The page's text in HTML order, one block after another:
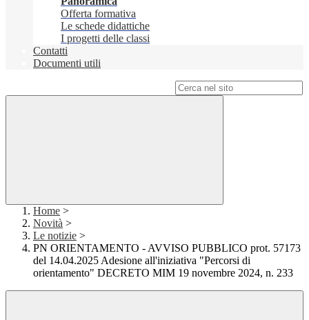
Offerta formativa
Le schede didattiche
I progetti delle classi
Contatti
Documenti utili
Home >
Novità >
Le notizie >
PN ORIENTAMENTO - AVVISO PUBBLICO prot. 57173
del 14.04.2025 Adesione all'iniziativa "Percorsi di
orientamento" DECRETO MIM 19 novembre 2024, n. 233